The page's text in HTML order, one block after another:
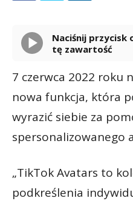
Naciśnij przycisk odtwarzania, aby odsłuchać
tę zawartość
7 czerwca 2022 roku
nowa funkcja, która
wyrazić siebie za
spersonalizowanego
„TikTok Avatars to
podkreślenia